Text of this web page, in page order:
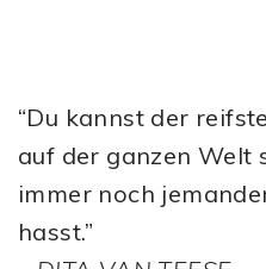
“Du kannst der
auf der ganzen Welt
immer noch
hasst.”